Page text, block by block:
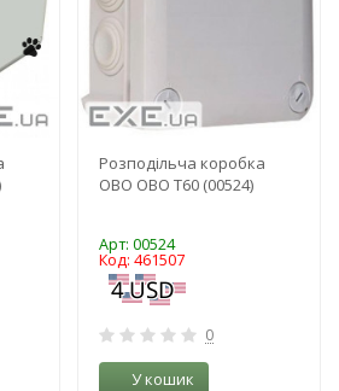
Розподільча коробка
OBO OBO Т60 (00524)
Арт: 00524
Код: 461507
0
У кошик